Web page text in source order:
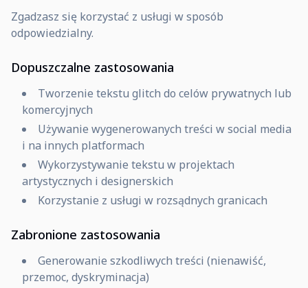
Zgadzasz się korzystać z usługi w sposób
odpowiedzialny.
Dopuszczalne zastosowania
Tworzenie tekstu glitch do celów prywatnych lub
komercyjnych
Używanie wygenerowanych treści w social media
i na innych platformach
Wykorzystywanie tekstu w projektach
artystycznych i designerskich
Korzystanie z usługi w rozsądnych granicach
Zabronione zastosowania
Generowanie szkodliwych treści (nienawiść,
przemoc, dyskryminacja)